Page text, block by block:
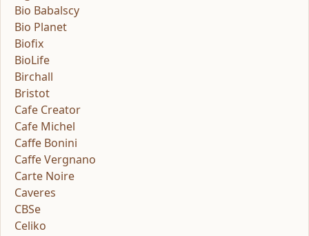
Bio Babalscy
Bio Planet
Biofix
BioLife
Birchall
Bristot
Cafe Creator
Cafe Michel
Caffe Bonini
Caffe Vergnano
Carte Noire
Caveres
CBSe
Celiko